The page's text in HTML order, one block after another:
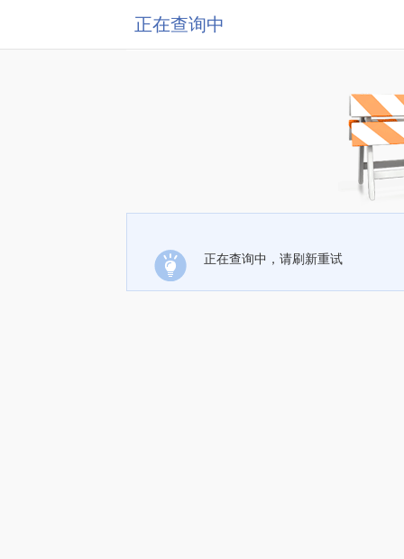
正在查询中
正在查询中，请刷新重试